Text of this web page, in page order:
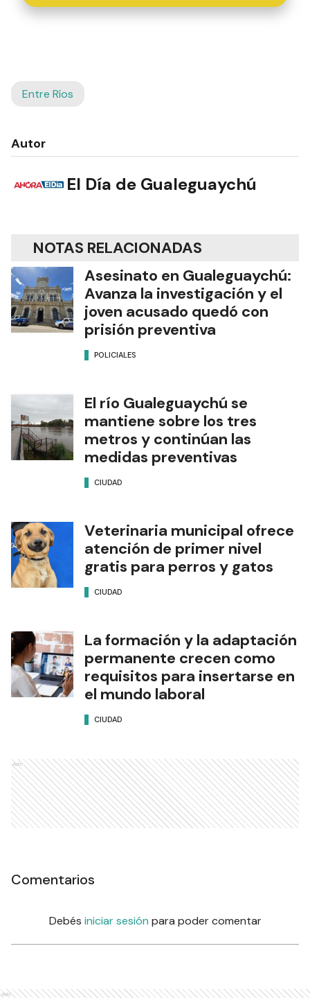
Entre Ríos
Autor
El Día de Gualeguaychú
NOTAS RELACIONADAS
Asesinato en Gualeguaychú:
Avanza la investigación y el
joven acusado quedó con
prisión preventiva
POLICIALES
El río Gualeguaychú se
mantiene sobre los tres
metros y continúan las
medidas preventivas
CIUDAD
Veterinaria municipal ofrece
atención de primer nivel
gratis para perros y gatos
CIUDAD
La formación y la adaptación
permanente crecen como
requisitos para insertarse en
el mundo laboral
CIUDAD
Ads
Comentarios
Debés iniciar sesión para poder comentar
Ads